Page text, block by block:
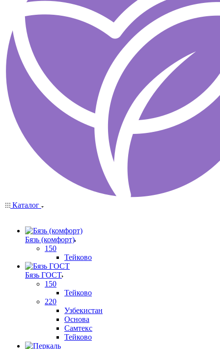
Каталог
Бязь (комфорт)
150
Тейково
Бязь ГОСТ
150
Тейково
220
Узбекистан
Основа
Самтекс
Тейково